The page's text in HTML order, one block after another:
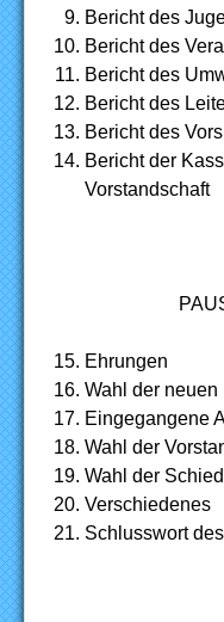
Bericht des
Bericht des
Bericht des
Bericht des
Bericht des
Bericht der
Vorstandschaft
Ehrungen
Wahl der neuen
Eingegangene
Wahl der
Wahl der
Verschiedenes
Schlusswort